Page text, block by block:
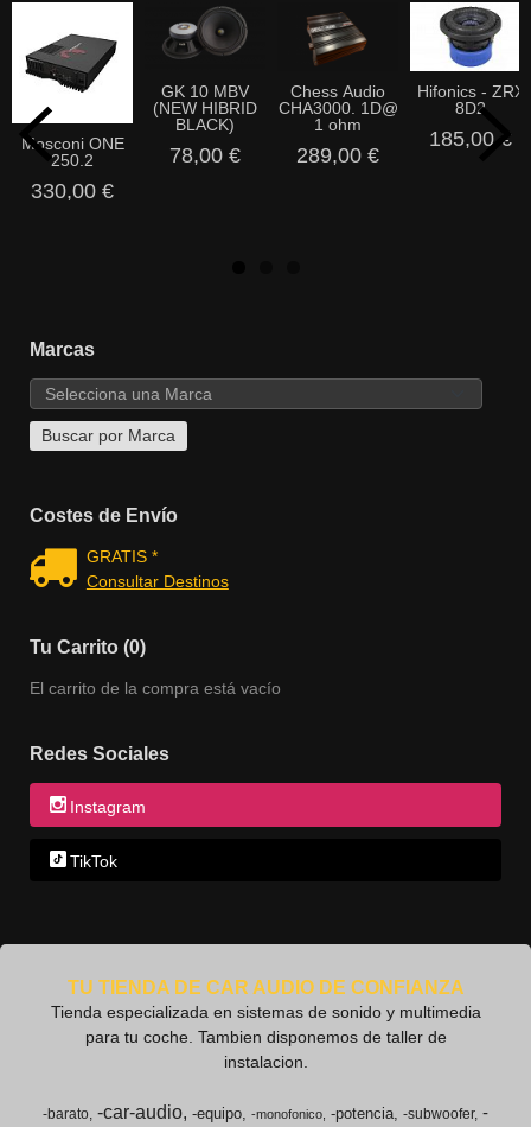
Marcas
Costes de Envío
GRATIS *
Consultar Destinos
Tu Carrito (0)
El carrito de la compra está vacío
Redes Sociales
Instagram
TikTok
Mosconi ONE
250.2
330,00 €
GK 10 MBV
(NEW HIBRID
BLACK)
78,00 €
Chess Audio
CHA3000. 1D@
1 ohm
289,00 €
Hifonics - ZRX
8D2
185,00 €
TU TIENDA DE CAR AUDIO DE CONFIANZA
Tienda especializada en sistemas de sonido y multimedia
para tu coche. Tambien disponemos de taller de
instalacion.
-barato -car-audio -equipo -monofonico -potencia -subwoofer -